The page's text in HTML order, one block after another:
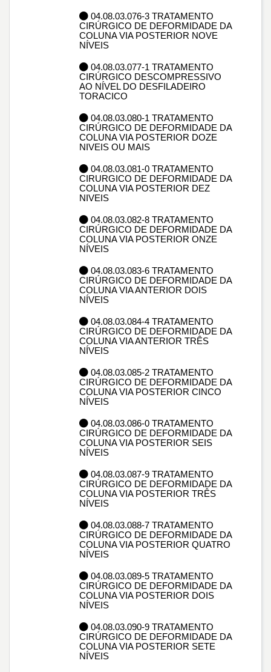
04.08.03.076-3 TRATAMENTO
CIRÚRGICO DE DEFORMIDADE DA
COLUNA VIA POSTERIOR NOVE
NÍVEIS
04.08.03.077-1 TRATAMENTO
CIRÚRGICO DESCOMPRESSIVO
AO NÍVEL DO DESFILADEIRO
TORACICO
04.08.03.080-1 TRATAMENTO
CIRÚRGICO DE DEFORMIDADE DA
COLUNA VIA POSTERIOR DOZE
NIVEIS OU MAIS
04.08.03.081-0 TRATAMENTO
CIRURGICO DE DEFORMIDADE DA
COLUNA VIA POSTERIOR DEZ
NIVEIS
04.08.03.082-8 TRATAMENTO
CIRÚRGICO DE DEFORMIDADE DA
COLUNA VIA POSTERIOR ONZE
NÍVEIS
04.08.03.083-6 TRATAMENTO
CIRÚRGICO DE DEFORMIDADE DA
COLUNA VIA ANTERIOR DOIS
NÍVEIS
04.08.03.084-4 TRATAMENTO
CIRÚRGICO DE DEFORMIDADE DA
COLUNA VIA ANTERIOR TRÊS
NÍVEIS
04.08.03.085-2 TRATAMENTO
CIRÚRGICO DE DEFORMIDADE DA
COLUNA VIA POSTERIOR CINCO
NÍVEIS
04.08.03.086-0 TRATAMENTO
CIRÚRGICO DE DEFORMIDADE DA
COLUNA VIA POSTERIOR SEIS
NÍVEIS
04.08.03.087-9 TRATAMENTO
CIRÚRGICO DE DEFORMIDADE DA
COLUNA VIA POSTERIOR TRÊS
NÍVEIS
04.08.03.088-7 TRATAMENTO
CIRÚRGICO DE DEFORMIDADE DA
COLUNA VIA POSTERIOR QUATRO
NÍVEIS
04.08.03.089-5 TRATAMENTO
CIRÚRGICO DE DEFORMIDADE DA
COLUNA VIA POSTERIOR DOIS
NÍVEIS
04.08.03.090-9 TRATAMENTO
CIRÚRGICO DE DEFORMIDADE DA
COLUNA VIA POSTERIOR SETE
NÍVEIS